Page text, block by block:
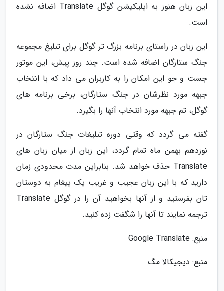
این زبان هنوز به اپلیکیشن گوگل Translate اضافه نشده
است.
این زبان در راستای برنامه بزرگ تر گوگل برای تبلیغ مجموعه
جنگ ستارگان اضافه شده است. چند روز پیش، این موتور
جست و جو این امکان را به کاربران می داد که با انتخاب
جبهه مورد نظرشان در جنگ ستارگان، برخی برنامه های
گوگل، تم جبهه مورد انتخاب آنها را بگیرد.
گفته می گردد که وقتی دوره تبلیغات جنگ ستارگان در
نوزدهم بهمن ماه تمام گردد، این زبان از میان زبان های
Translate حذف خواهد شد. بنابراین مدت محدودی زمان
دارید که با این زبان عجیب و غریب یک پیغام به دوستان
تان بفرستید و از آنها بخواهید آن را در گوگل Translate
ترجمه نمایند تا آنها را شگفت زده کنید.
منبع: Google Translate
منبع: دیجیکالا مگ